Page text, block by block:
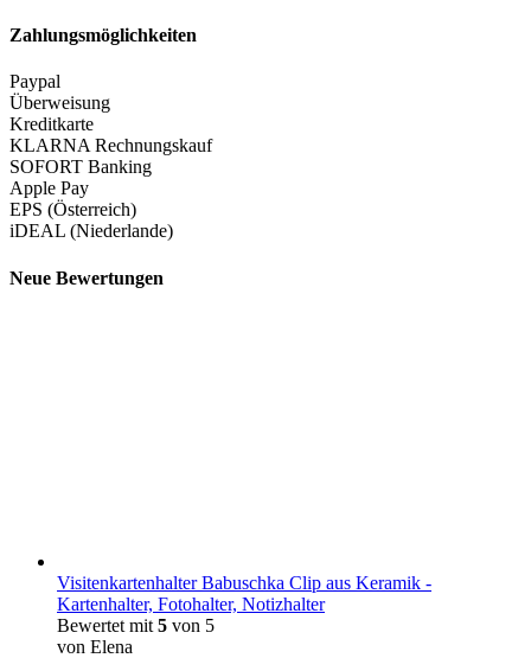
Zahlungsmöglichkeiten
Paypal
Überweisung
Kreditkarte
KLARNA Rechnungskauf
SOFORT Banking
Apple Pay
EPS (Österreich)
iDEAL (Niederlande)
Neue Bewertungen
Visitenkartenhalter Babuschka Clip aus Keramik -
Kartenhalter, Fotohalter, Notizhalter
Bewertet mit 5 von 5
von Elena